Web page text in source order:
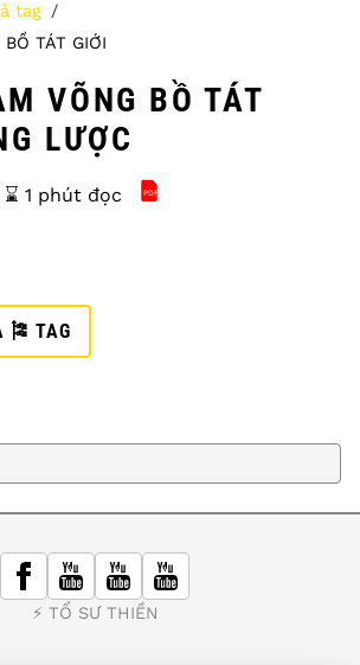
tag
TÁT GIỚI
VÕNG BỒ TÁT
LƯỢC
⌛️ 1 phút đọc PDF
KINH PHẠM VÕNG BỒ
🎏 TAG
⚡️ TỔ SƯ THIỀN